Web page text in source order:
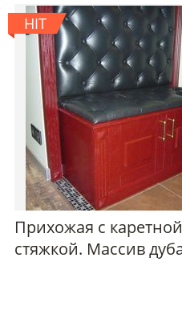
Прихожая с каретной
стяжкой. Массив
HIT